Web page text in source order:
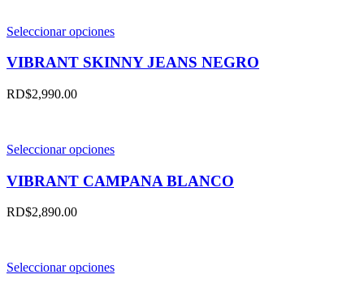
Seleccionar opcionesEste
tiene
pueden
en
la
VIBRANT SKINNY JEANS NEGRO
RD$2,990.00
Seleccionar opcionesEste
tiene
múltiples
pueden
VIBRANT CAMPANA BLANCO
RD$2,890.00
Seleccionar opcionesEste